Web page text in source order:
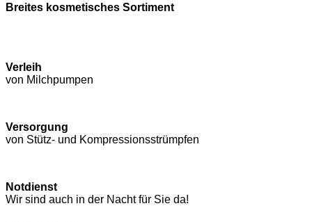
Breites kosmetisches Sortiment
Verleih
von Milchpumpen
Versorgung
von Stütz- und Kompressions­strümpfen
Notdienst
Wir sind auch in der Nacht für Sie da!